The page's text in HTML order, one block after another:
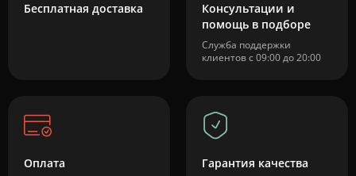
Бесплатная доставка
Консультации и
помощь в подборе
Служба поддержки
клиентов с 09:00 до 20:00
Оплата Гарантия качества